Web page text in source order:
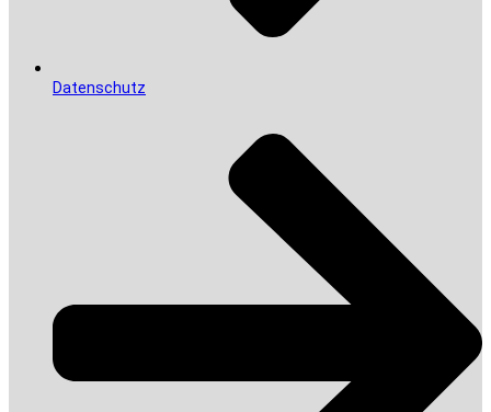
Datenschutz